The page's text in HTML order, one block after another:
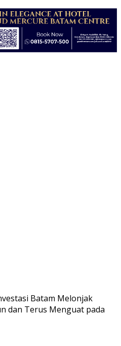
Batam Melonjak
dan Terus Menguat pada